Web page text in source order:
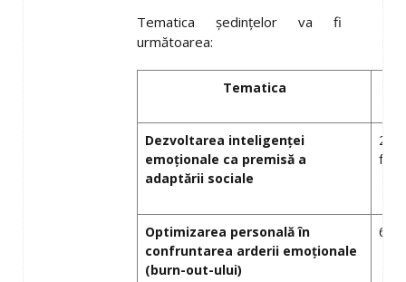
Tematica şedinţelor va fi
următoarea:
Tematica
Dezvoltarea inteligenţei
emoţionale ca premisă a
adaptării sociale
21
Optimizarea personală în
confruntarea arderii emoţionale
(burn-out-ului)
6